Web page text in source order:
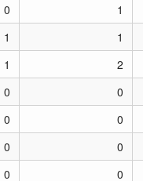
0 1
1 1
1 2
0 0
0 0
0 0
0 0